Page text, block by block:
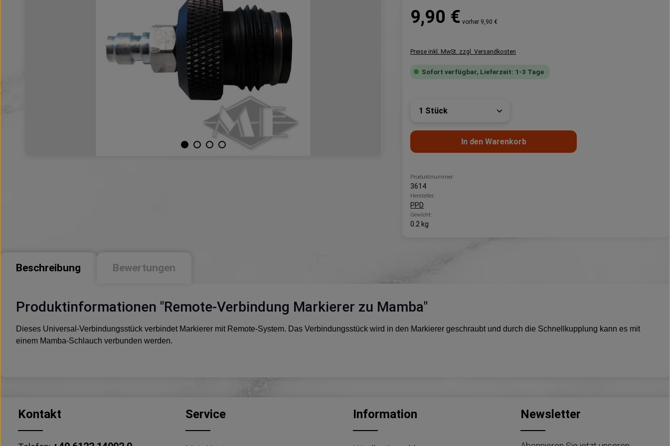
9,90 € vorher 9,90 €
Preise inkl. MwSt. zzgl. Versandkosten
Sofort verfügbar, Lieferzeit: 1-3 Tage
Produkt Anzahl: Gib den gewünschten Wert
In den Warenkorb
Produktnummer:
3614
Hersteller:
PPD
Gewicht:
0.2 kg
Beschreibung Bewertungen
Produktinformationen "Remote-Verbindung Markierer zu Mamba"
Dieses Universal-Verbindungsstück verbindet Markierer mit Remote-System. Das Verbindungsstück wird in den Markierer geschraubt und durch die Schnellkupplung kann es mit
einem Mamba-Schlauch verbunden werden.
Kontakt Service Information Newsletter